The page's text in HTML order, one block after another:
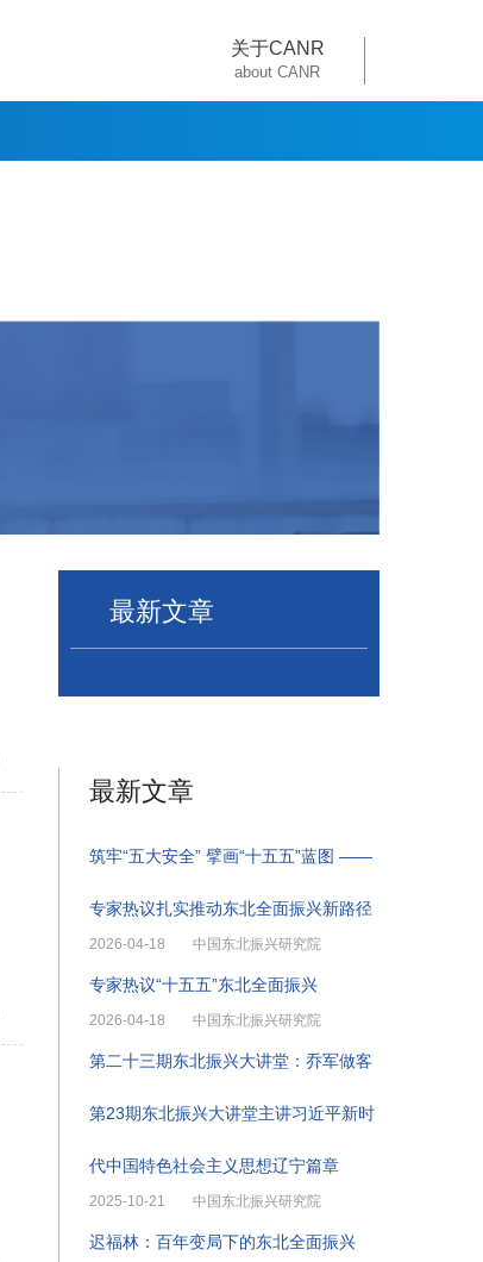
关于CANR
about CANR
最新文章
最新文章
筑牢“五大安全” 擘画“十五五”蓝图 ——
专家热议扎实推动东北全面振兴新路径
2026-04-18 中国东北振兴研究院
专家热议“十五五”东北全面振兴
2026-04-18 中国东北振兴研究院
第二十三期东北振兴大讲堂：乔军做客
第23期东北振兴大讲堂主讲习近平新时
代中国特色社会主义思想辽宁篇章
2025-10-21 中国东北振兴研究院
迟福林：百年变局下的东北全面振兴